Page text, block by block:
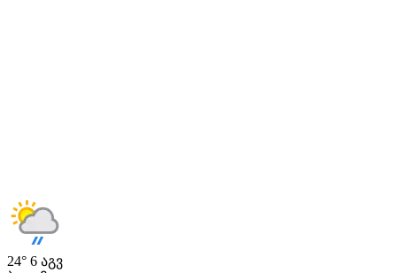
24° 6 აგვ